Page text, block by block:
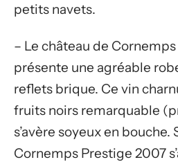
petits navets.
– Le château de
présente une agréable
reflets brique. Ce vin
fruits noirs remarquable
s’avère soyeux en
Cornemps Prestige 2007